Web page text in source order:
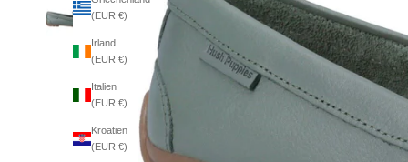
(EUR €)
Irland
(EUR €)
Italien
(EUR €)
Kroatien
(EUR €)